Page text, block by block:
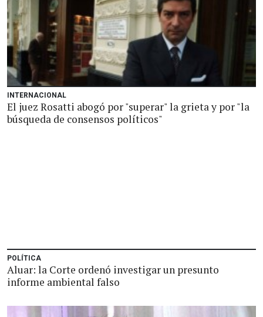
INTERNACIONAL
El juez Rosatti abogó por "superar" la grieta y por "la
búsqueda de consensos políticos"
POLÍTICA
Aluar: la Corte ordenó investigar un presunto
informe ambiental falso